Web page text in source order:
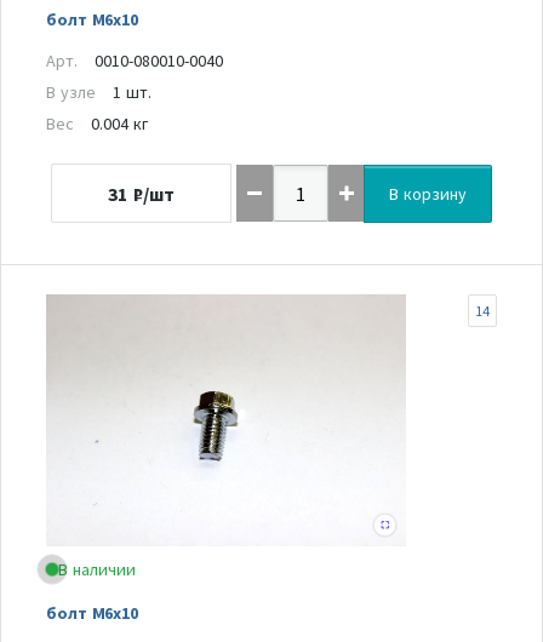
болт M6x10
Арт.
0010-080010-0040
В узле
1 шт.
Вес
0.004 кг
31 ₽/шт В корзину
В наличии
болт М6х10
14